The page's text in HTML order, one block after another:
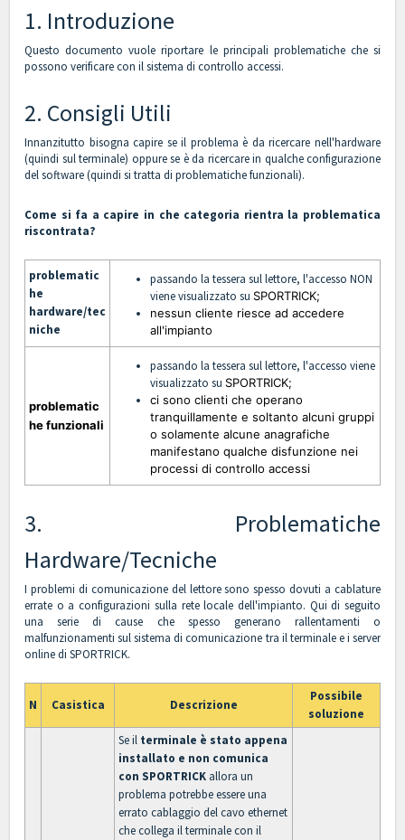
1. Introduzione
Questo documento vuole riportare le principali problematiche che si
possono verificare con il sistema di controllo accessi.
2. Consigli Utili
Innanzitutto bisogna capire se il problema è da ricercare nell'hardware
(quindi sul terminale) oppure se è da ricercare in qualche configurazione
del software (quindi si tratta di problematiche funzionali).
Come si fa a capire in che categoria rientra la problematica
riscontrata?
problematic
he
hardware/tec
niche
passando la tessera sul lettore, l'accesso NON
viene visualizzato su SPORTRICK;
nessun cliente riesce ad accedere
all'impianto
problematic
he funzionali
passando la tessera sul lettore, l'accesso viene
visualizzato su SPORTRICK;
ci sono clienti che operano
tranquillamente e soltanto alcuni gruppi
o solamente alcune anagrafiche
manifestano qualche disfunzione nei
processi di controllo accessi
3. Problematiche
Hardware/Tecniche
I problemi di comunicazione del lettore sono spesso dovuti a cablature
errate o a configurazioni sulla rete locale dell'impianto. Qui di seguito
una serie di cause che spesso generano rallentamenti o
malfunzionamenti sul sistema di comunicazione tra il terminale e i server
online di SPORTRICK.
N Casistica Descrizione
Possibile
soluzione
Se il terminale è stato appena
installato e non comunica
con SPORTRICK allora un
problema potrebbe essere una
errato cablaggio del cavo ethernet
che collega il terminale con il